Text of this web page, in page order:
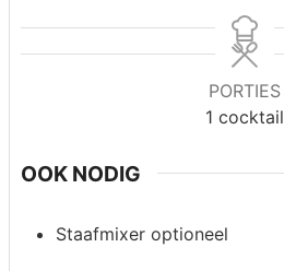
PORTIES
1 cocktail
OOK NODIG
Staafmixer optioneel